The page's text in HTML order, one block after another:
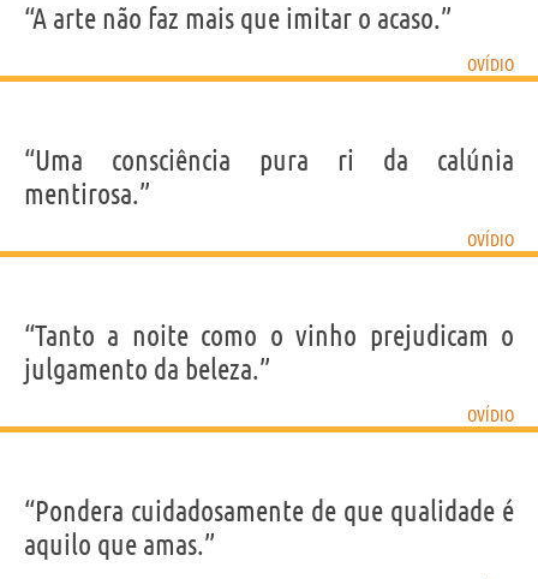
“A arte não faz mais que imitar o acaso.”
OVÍDIO
“Uma consciência pura ri da calúnia
mentirosa.”
OVÍDIO
“Tanto a noite como o vinho prejudicam o
julgamento da beleza.”
OVÍDIO
“Pondera cuidadosamente de que qualidade é
aquilo que amas.”